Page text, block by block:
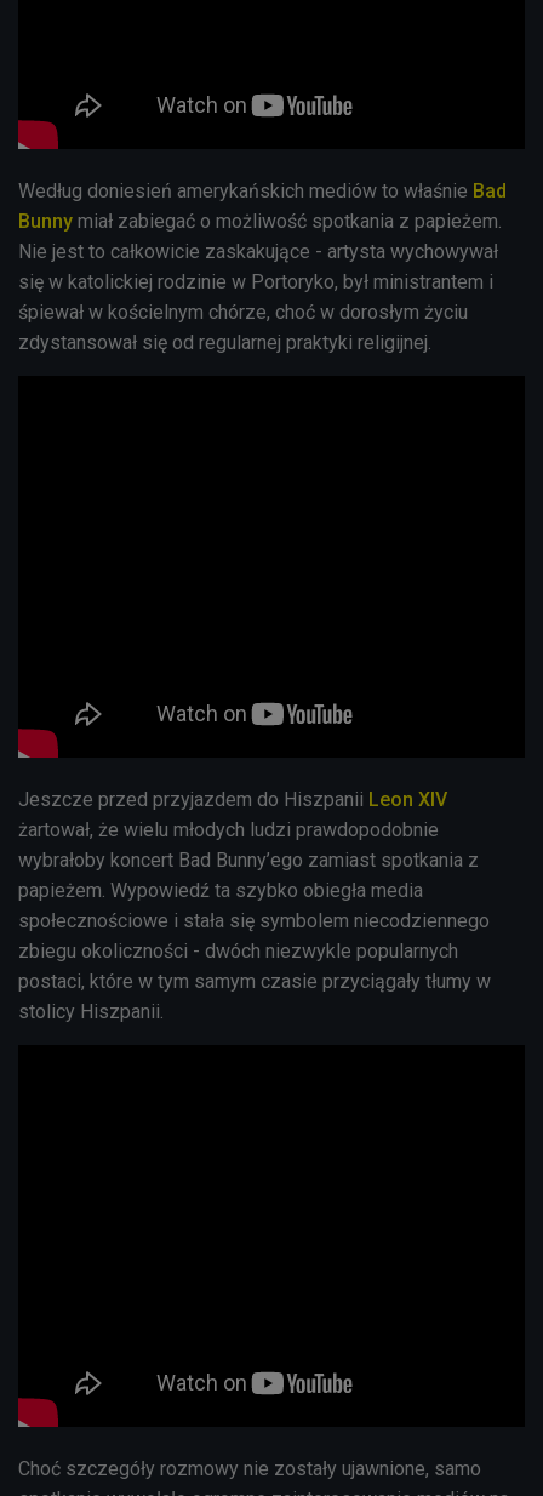
Według doniesień amerykańskich mediów to właśnie Bad
Bunny miał zabiegać o możliwość spotkania z papieżem.
Nie jest to całkowicie zaskakujące - artysta wychowywał
się w katolickiej rodzinie w Portoryko, był ministrantem i
śpiewał w kościelnym chórze, choć w dorosłym życiu
zdystansował się od regularnej praktyki religijnej.
Jeszcze przed przyjazdem do Hiszpanii Leon XIV
żartował, że wielu młodych ludzi prawdopodobnie
wybrałoby koncert Bad Bunny’ego zamiast spotkania z
papieżem. Wypowiedź ta szybko obiegła media
społecznościowe i stała się symbolem niecodziennego
zbiegu okoliczności - dwóch niezwykle popularnych
postaci, które w tym samym czasie przyciągały tłumy w
stolicy Hiszpanii.
Choć szczegóły rozmowy nie zostały ujawnione, samo